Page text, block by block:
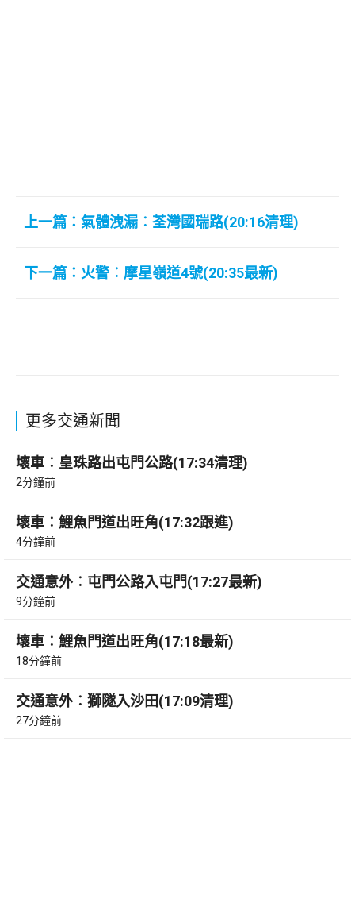
上一篇：氣體洩漏︰荃灣國瑞路(20:16清理)
下一篇：火警︰摩星嶺道4號(20:35最新)
更多交通新聞
壞車︰皇珠路出屯門公路(17:34清理)
2分鐘前
壞車︰鯉魚門道出旺角(17:32跟進)
4分鐘前
交通意外︰屯門公路入屯門(17:27最新)
9分鐘前
壞車︰鯉魚門道出旺角(17:18最新)
18分鐘前
交通意外︰獅隧入沙田(17:09清理)
27分鐘前